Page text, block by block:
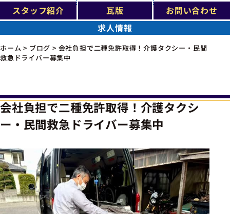
スタッフ紹介
瓦版
お問い合わせ
求人情報
ホーム > ブログ > 会社負担で二種免許取得！介護タクシー・民間
救急ドライバー募集中
会社負担で二種免許取得！介護タクシ
ー・民間救急ドライバー募集中